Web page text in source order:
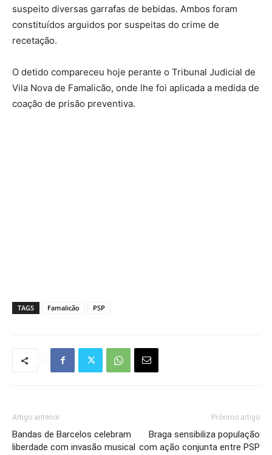
suspeito diversas garrafas de bebidas. Ambos foram
constituídos arguidos por suspeitas do crime de
recetação.
O detido compareceu hoje perante o Tribunal Judicial de
Vila Nova de Famalicão, onde lhe foi aplicada a medida de
coação de prisão preventiva.
TAGS Famalicão PSP
Artigo anterior
Bandas de Barcelos celebram
liberdade com invasão musical
Próximo artigo
Braga sensibiliza população
com ação conjunta entre PSP